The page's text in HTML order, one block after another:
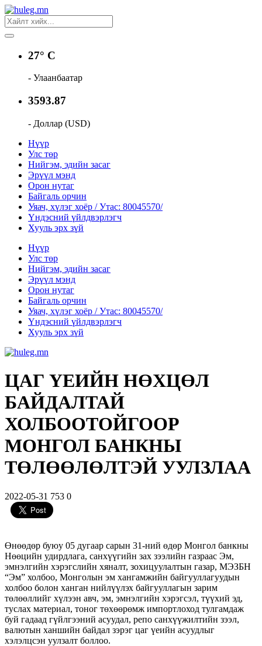
27° C
- Улаанбаатар
3593.87
- Доллар (USD)
Нүүр
Улс төр
Нийгэм, эдийн засаг
Эрүүл мэнд
Орон нутаг
Байгаль орчин
Уяач, хүлэг хоёр / Утас: 80045570/
Үндэсний үйлдвэрлэгч
Хууль эрх зүй
Нүүр
Улс төр
Нийгэм, эдийн засаг
Эрүүл мэнд
Орон нутаг
Байгаль орчин
Уяач, хүлэг хоёр / Утас: 80045570/
Үндэсний үйлдвэрлэгч
Хууль эрх зүй
ЦАГ ҮЕИЙН НӨХЦӨЛ
БАЙДАЛТАЙ
ХОЛБООТОЙГООР
МОНГОЛ БАНКНЫ
ТӨЛӨӨЛӨЛТЭЙ УУЛЗЛАА
2022-05-31 753 0
Өнөөдөр буюу 05 дугаар сарын 31-ний өдөр Монгол банкны
Нөөцийн удирдлага, санхүүгийн зах зээлийн газраас Эм,
эмнэлгийн хэрэгслийн хяналт, зохицуулалтын газар, МЭЗБН
“Эм” холбоо, Монголын эм хангамжийн байгууллагуудын
холбоо болон ханган нийлүүлэх байгууллагын зарим
төлөөллийг хүлээн авч, эм, эмнэлгийн хэрэгсэл, түүхий эд,
туслах материал, тоног төхөөрөмж импортлоход тулгамдаж
буй гадаад гүйлгээний асуудал, репо санхүүжилтийн зээл,
валютын ханшийн байдал зэрэг цаг үеийн асуудлыг
хэлэлцсэн уулзалт боллоо.